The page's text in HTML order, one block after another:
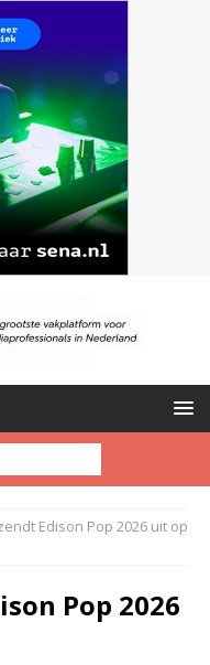
Edison Pop 2026 uit op
Pop 2026